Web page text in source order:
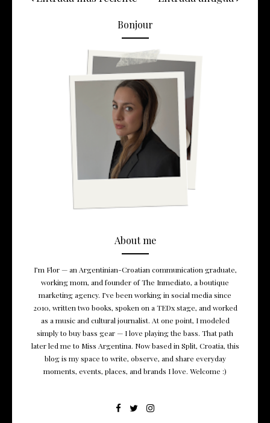
Bonjour
About me
I’m Flor — an Argentinian-Croatian communication graduate,
working mom, and founder of The Inmediato, a boutique
marketing agency. I’ve been working in social media since
2010, written two books, spoken on a TEDx stage, and worked
as a music and cultural journalist. At one point, I modeled
simply to buy bass gear — I love playing the bass. That path
later led me to Miss Argentina. Now based in Split, Croatia, this
blog is my space to write, observe, and share everyday
moments, events, places, and brands I love. Welcome :)